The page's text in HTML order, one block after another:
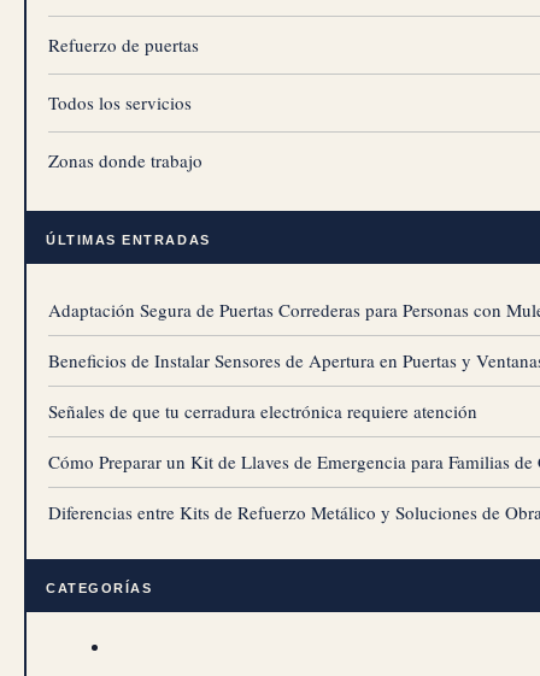
Refuerzo de puertas
Todos los servicios
Zonas donde trabajo
ÚLTIMAS ENTRADAS
Adaptación Segura de Puertas Correderas para Personas con
Beneficios de Instalar Sensores de Apertura en Puertas y
Señales de que tu cerradura electrónica requiere atención
Cómo Preparar un Kit de Llaves de Emergencia para Familias de
Diferencias entre Kits de Refuerzo Metálico y Soluciones de
CATEGORÍAS